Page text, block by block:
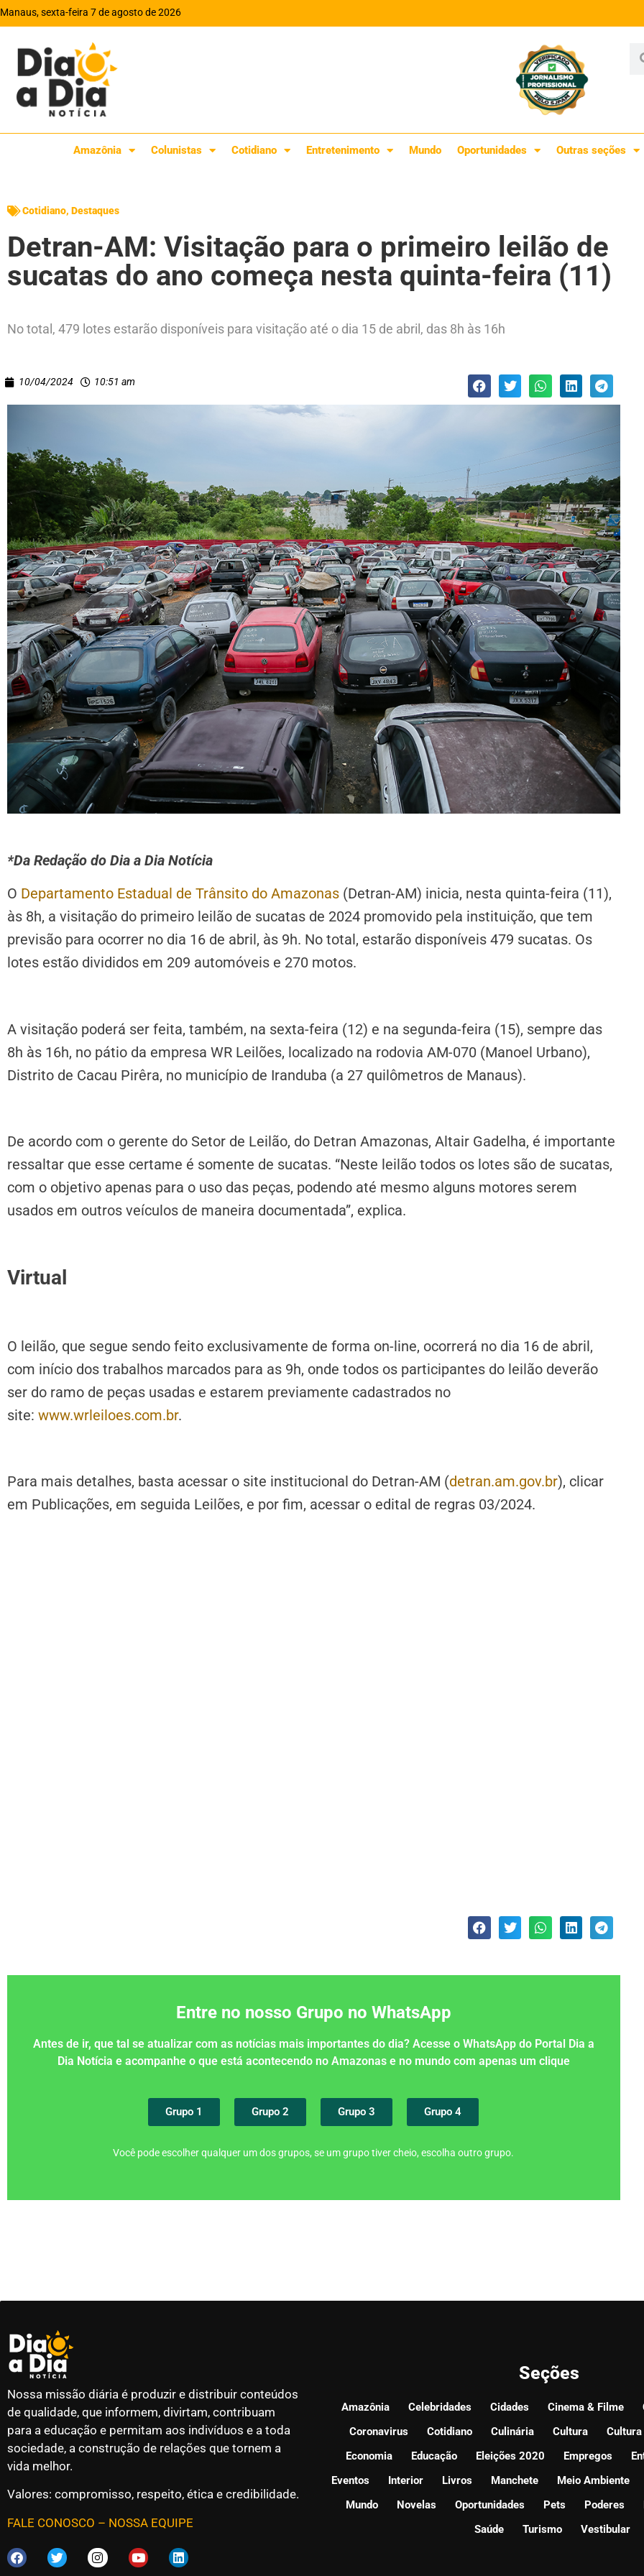
Manaus, sexta-feira 7 de agosto de 2026
Amazônia Colunistas Cotidiano Entretenimento Mundo Oportunidades Outras seções
Cotidiano, Destaques
Detran-AM: Visitação para o primeiro leilão de
sucatas do ano começa nesta quinta-feira (11)
No total, 479 lotes estarão disponíveis para visitação até o dia 15 de abril, das 8h às 16h
10/04/2024 10:51 am
*Da Redação do Dia a Dia Notícia
O Departamento Estadual de Trânsito do Amazonas (Detran-AM) inicia, nesta quinta-feira (11),
às 8h, a visitação do primeiro leilão de sucatas de 2024 promovido pela instituição, que tem
previsão para ocorrer no dia 16 de abril, às 9h. No total, estarão disponíveis 479 sucatas. Os
lotes estão divididos em 209 automóveis e 270 motos.
A visitação poderá ser feita, também, na sexta-feira (12) e na segunda-feira (15), sempre das
8h às 16h, no pátio da empresa WR Leilões, localizado na rodovia AM-070 (Manoel Urbano),
Distrito de Cacau Pirêra, no município de Iranduba (a 27 quilômetros de Manaus).
De acordo com o gerente do Setor de Leilão, do Detran Amazonas, Altair Gadelha, é importante
ressaltar que esse certame é somente de sucatas. “Neste leilão todos os lotes são de sucatas,
com o objetivo apenas para o uso das peças, podendo até mesmo alguns motores serem
usados em outros veículos de maneira documentada”, explica.
Virtual
O leilão, que segue sendo feito exclusivamente de forma on-line, ocorrerá no dia 16 de abril,
com início dos trabalhos marcados para as 9h, onde todos os participantes do leilão deverão
ser do ramo de peças usadas e estarem previamente cadastrados no
site: www.wrleiloes.com.br.
Para mais detalhes, basta acessar o site institucional do Detran-AM (detran.am.gov.br), clicar
em Publicações, em seguida Leilões, e por fim, acessar o edital de regras 03/2024.
Entre no nosso Grupo no WhatsApp
Antes de ir, que tal se atualizar com as notícias mais importantes do dia? Acesse o WhatsApp do Portal Dia a
Dia Notícia e acompanhe o que está acontecendo no Amazonas e no mundo com apenas um clique
Grupo 1 Grupo 2 Grupo 3 Grupo 4
Você pode escolher qualquer um dos grupos, se um grupo tiver cheio, escolha outro grupo.
Nossa missão diária é produzir e distribuir conteúdos
de qualidade, que informem, divirtam, contribuam
para a educação e permitam aos indivíduos e a toda
sociedade, a construção de relações que tornem a
vida melhor.
Valores: compromisso, respeito, ética e credibilidade.
FALE CONOSCO – NOSSA EQUIPE
Seções
Amazônia Celebridades Cidades Cinema & Filme
Coronavirus
Cotidiano Culinária Cultura Cultura
Economia
Educação Eleições 2020 Empregos
Eventos
Interior Livros Manchete Meio Ambiente
Mundo
Novelas Oportunidades Pets Poderes
Saúde
Turismo Vestibular